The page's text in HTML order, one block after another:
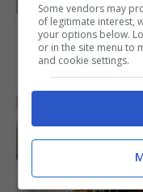
IN
Some vendors may
of legitimate interest,
your options below.
or in the site menu to
and cookie settings.